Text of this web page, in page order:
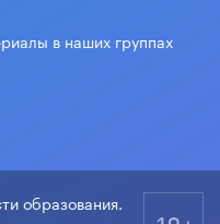
в наших группах
образования.